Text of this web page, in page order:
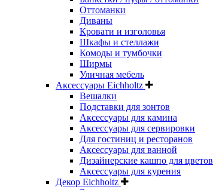
Оттоманки
Диваны
Кровати и изголовья
Шкафы и стеллажи
Комоды и тумбочки
Ширмы
Уличная мебель
Аксессуары Eichholtz
Вешалки
Подставки для зонтов
Аксессуары для камина
Аксессуары для сервировки
Для гостиниц и ресторанов
Аксессуары для ванной
Дизайнерские кашпо для цветов
Аксессуары для курения
Декор Eichholtz